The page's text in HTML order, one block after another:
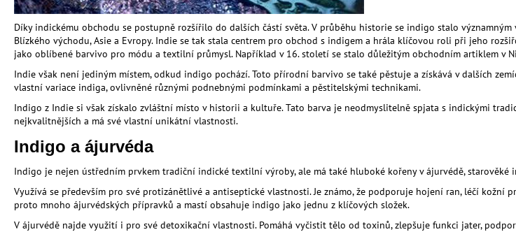
Díky indickému obchodu se postupně rozšířilo do dalších částí světa. V průběhu historie se indigo stalo
Blízkého východu, Asie a Evropy. Indie se tak stala centrem pro obchod s indigem a hrála klíčovou roli při jeho
jako oblíbené barvivo pro módu a textilní průmysl. Například v 16. století se stalo důležitým obchodním artiklem v
Indie však není jediným místem, odkud indigo pochází. Toto přírodní barvivo se také pěstuje a získává v dalších
vlastní variace indiga, ovlivněné různými podnebnými podmínkami a pěstitelskými technikami.
Indigo z Indie si však získalo zvláštní místo v historii a kultuře. Tato barva je neodmyslitelně spjata s indickými
nejkvalitnějších a má své vlastní unikátní vlastnosti.
Indigo a ájurvéda
Indigo je nejen ústředním prvkem tradiční indické textilní výroby, ale má také hluboké kořeny v ájurvédě, starověké
Využívá se především pro své protizánětlivé a antiseptické vlastnosti. Je známo, že podporuje hojení ran, léčí kožní
proto mnoho ájurvédských přípravků a mastí obsahuje indigo jako jednu z klíčových složek.
V ájurvédě najde využití i pro své detoxikační vlastnosti. Pomáhá vyčistit tělo od toxinů, zlepšuje funkci jater,